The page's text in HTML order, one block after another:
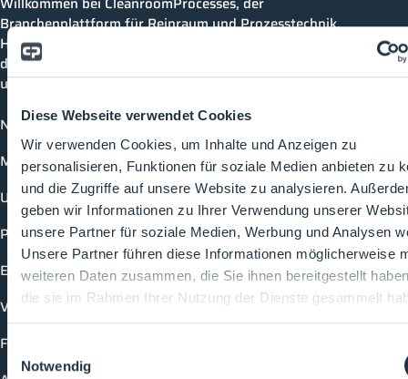
Diese Webseite verwendet Cookies
Wir verwenden Cookies, um Inhalte und Anzeigen zu
personalisieren, Funktionen für soziale Medien anbieten zu
und die Zugriffe auf unsere Website zu analysieren.
geben wir Informationen zu Ihrer Verwendung unserer
unsere Partner für soziale Medien, Werbung und Analysen
Unsere Partner führen diese Informationen möglicherweise
weiteren Daten zusammen, die Sie ihnen bereitgestellt
die sie im Rahmen Ihrer Nutzung der Dienste gesammelt
Einwilligungsauswahl
Notwendig
Branchenplattform für Reinraum und Prozesstechnik.
Hier bleibst du immer auf dem neuesten Stand, kannst
dich mit anderen verknüpfen und alle relevanten Themen
und Events der Branche entdecken.
News
Mediathek
Unternehmen
Produkte
Events
Vorträge
Future-Faces